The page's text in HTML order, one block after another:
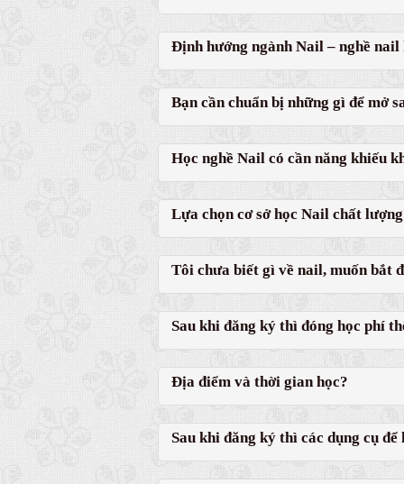
Định hướng ngành Nail – nghề nail
Bạn cần chuẩn bị những gì để mở
Học nghề Nail có cần năng khiếu
Lựa chọn cơ sở học Nail chất
Tôi chưa biết gì về nail, muốn bắt
Sau khi đăng ký thì đóng học phí
Địa điểm và thời gian học?
Sau khi đăng ký thì các dụng cụ